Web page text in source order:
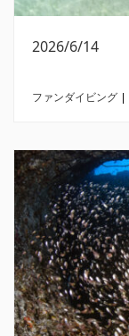
2026/6/14
ファンダイビング